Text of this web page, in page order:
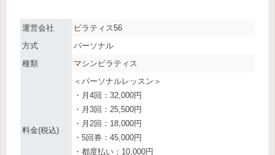
運営会社
ピラティス56
方式
パーソナル
種類
マシンピラティス
料金(税込)
＜パーソナルレッスン＞
・月4回：32,000円
・月3回：25,500円
・月2回：18,000円
・5回券：45,000円
・都度払い：10,000円